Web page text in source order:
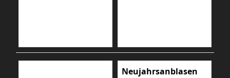
Neujahrsanblasen